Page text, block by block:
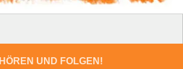
HÖREN UND FOLGEN!